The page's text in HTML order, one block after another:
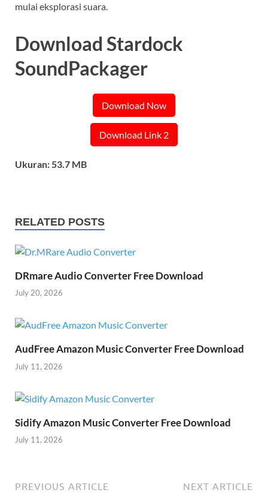
mulai eksplorasi suara.
Download Stardock
SoundPackager
Download Now
Download Link 2
Ukuran: 53.7 MB
RELATED POSTS
DRmare Audio Converter Free Download
July 20, 2026
AudFree Amazon Music Converter Free Download
July 11, 2026
Sidify Amazon Music Converter Free Download
July 11, 2026
PREVIOUS ARTICLE NEXT ARTICLE